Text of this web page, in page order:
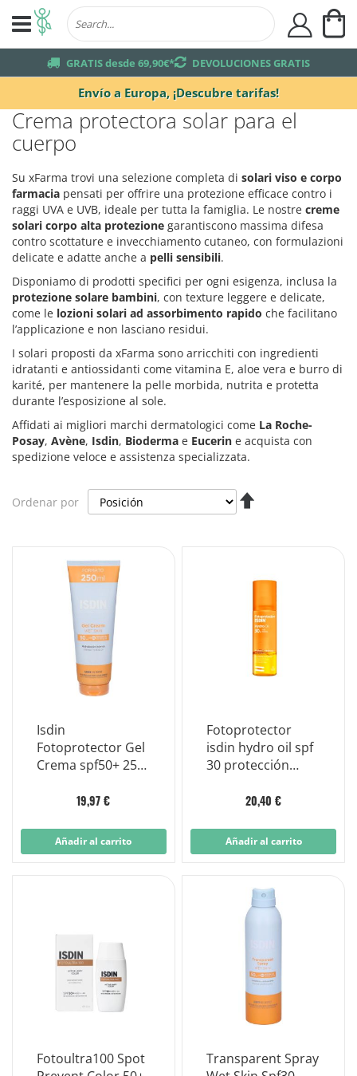
Envío a Europa, ¡Descubre tarifas!
truck GRATIS desde 69,90€*returns DEVOLUCIONES GRATIS
user
Crema protectora solar para el
cuerpo
Su xFarma trovi una selezione completa di solari viso e corpo
farmacia pensati per offrire una protezione efficace contro i
raggi UVA e UVB, ideale per tutta la famiglia. Le nostre creme
solari corpo alta protezione garantiscono massima difesa
contro scottature e invecchiamento cutaneo, con formulazioni
delicate e adatte anche a pelli sensibili.
Disponiamo di prodotti specifici per ogni esigenza, inclusa la
protezione solare bambini, con texture leggere e delicate,
come le lozioni solari ad assorbimento rapido che facilitano
l’applicazione e non lasciano residui.
I solari proposti da xFarma sono arricchiti con ingredienti
idratanti e antiossidanti come vitamina E, aloe vera e burro di
karité, per mantenere la pelle morbida, nutrita e protetta
durante l’esposizione al sole.
Affidati ai migliori marchi dermatologici come La Roche-
Posay, Avène, Isdin, Bioderma e Eucerin e acquista con
spedizione veloce e assistenza specializzata.
Ordenar por
Isdin
Fotoprotector Gel
Crema spf50+ 250
19,97 €
Añadir al carrito
Fotoprotector
isdin hydro oil spf
30 protección
20,40 €
Añadir al carrito
Fotoultra100 Spot
Transparent Spray